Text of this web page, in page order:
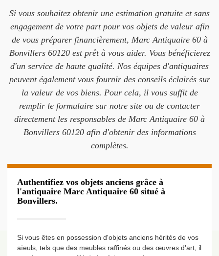
Si vous souhaitez obtenir une estimation gratuite et sans
engagement de votre part pour vos objets de valeur afin
de vous préparer financièrement, Marc Antiquaire 60 à
Bonvillers 60120 est prêt à vous aider. Vous bénéficierez
d'un service de haute qualité. Nos équipes d'antiquaires
peuvent également vous fournir des conseils éclairés sur
la valeur de vos biens. Pour cela, il vous suffit de
remplir le formulaire sur notre site ou de contacter
directement les responsables de Marc Antiquaire 60 à
Bonvillers 60120 afin d'obtenir des informations
complètes.
Authentifiez vos objets anciens grâce à
l'antiquaire Marc Antiquaire 60 situé à
Bonvillers.
Si vous êtes en possession d'objets anciens hérités de vos
aïeuls, tels que des meubles raffinés ou des œuvres d'art, il